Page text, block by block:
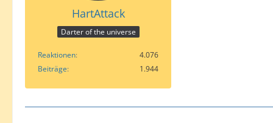
HartAttack
Darter of the universe
Reaktionen
4.076
Beiträge
1.944